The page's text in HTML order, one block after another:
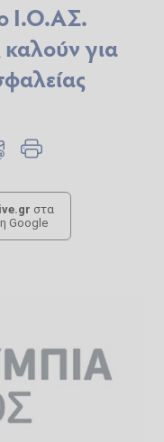
Ι.Ο.ΑΣ.
για
στα
Google